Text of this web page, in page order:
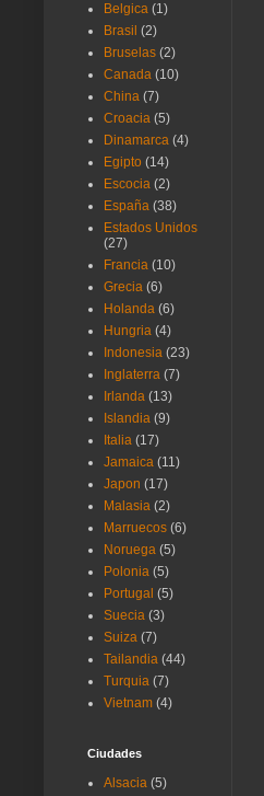
Belgica (1)
Brasil (2)
Bruselas (2)
Canada (10)
China (7)
Croacia (5)
Dinamarca (4)
Egipto (14)
Escocia (2)
España (38)
Estados Unidos
(27)
Francia (10)
Grecia (6)
Holanda (6)
Hungria (4)
Indonesia (23)
Inglaterra (7)
Irlanda (13)
Islandia (9)
Italia (17)
Jamaica (11)
Japon (17)
Malasia (2)
Marruecos (6)
Noruega (5)
Polonia (5)
Portugal (5)
Suecia (3)
Suiza (7)
Tailandia (44)
Turquia (7)
Vietnam (4)
Ciudades
Alsacia (5)